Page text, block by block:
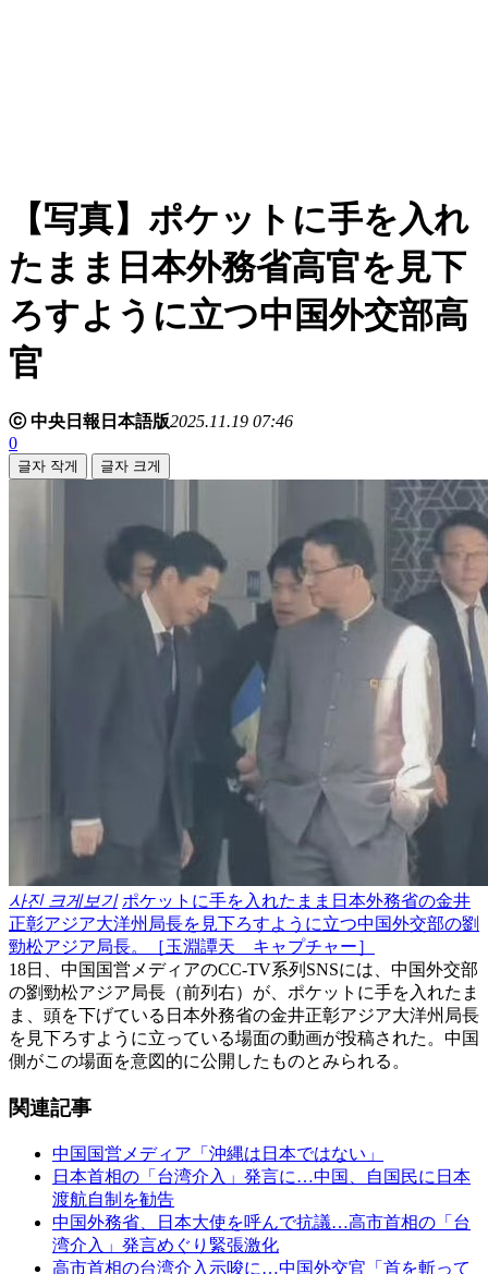
【写真】ポケットに手を入れ
たまま日本外務省高官を見下
ろすように立つ中国外交部高
官
ⓒ 中央日報日本語版2025.11.19 07:46
0
글자 작게 글자 크게
사진 크게보기 ポケットに手を入れたまま日本外務省の金井
正彰アジア大洋州局長を見下ろすように立つ中国外交部の劉
勁松アジア局長。［玉淵譚天 キャプチャー］
18日、中国国営メディアのCC-TV系列SNSには、中国外交部
の劉勁松アジア局長（前列右）が、ポケットに手を入れたま
ま、頭を下げている日本外務省の金井正彰アジア大洋州局長
を見下ろすように立っている場面の動画が投稿された。中国
側がこの場面を意図的に公開したものとみられる。
関連記事
中国国営メディア「沖縄は日本ではない」
日本首相の「台湾介入」発言に…中国、自国民に日本
渡航自制を勧告
中国外務省、日本大使を呼んで抗議…高市首相の「台
湾介入」発言めぐり緊張激化
高市首相の台湾介入示唆に…中国外交官「首を斬って